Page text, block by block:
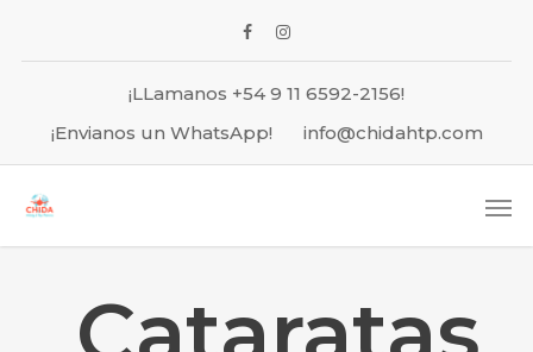
¡LLamanos +54 9 11 6592-2156!
¡Envianos un WhatsApp!
info@chidahtp.com